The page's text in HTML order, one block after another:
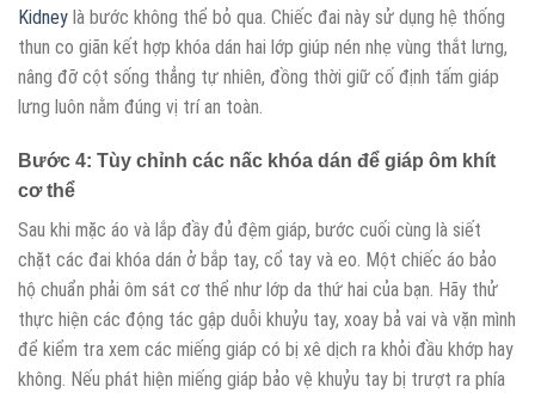
Kidney là bước không thể bỏ qua. Chiếc đai này sử dụng hệ thống
thun co giãn kết hợp khóa dán hai lớp giúp nén nhẹ vùng thắt lưng,
nâng đỡ cột sống thẳng tự nhiên, đồng thời giữ cố định tấm giáp
lưng luôn nằm đúng vị trí an toàn.
Bước 4: Tùy chỉnh các nấc khóa dán để giáp ôm khít
cơ thể
Sau khi mặc áo và lắp đầy đủ đệm giáp, bước cuối cùng là siết
chặt các đai khóa dán ở bắp tay, cổ tay và eo. Một chiếc áo bảo
hộ chuẩn phải ôm sát cơ thể như lớp da thứ hai của bạn. Hãy thử
thực hiện các động tác gập duỗi khuỷu tay, xoay bả vai và vặn mình
để kiểm tra xem các miếng giáp có bị xê dịch ra khỏi đầu khớp hay
không. Nếu phát hiện miếng giáp bảo vệ khuỷu tay bị trượt ra phía